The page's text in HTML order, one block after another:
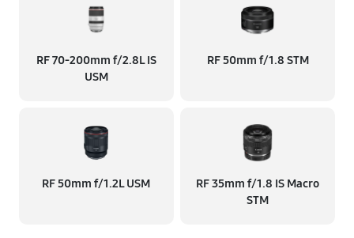
RF 70‑200mm f/2.8L IS
USM
RF 50mm f/1.8 STM
RF 50mm f/1.2L USM
RF 35mm f/1.8 IS Macro
STM